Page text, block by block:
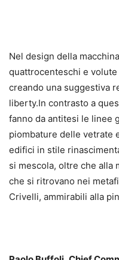
Nel design della
quattrocenteschi e
creando una suggestiva
liberty.In contrasto a
fanno da antitesi le linee
piombature delle vetrate
edifici in stile
si mescola, oltre che alla
che si ritrovano nei
Crivelli, ammirabili alla